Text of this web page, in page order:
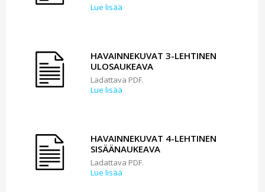
Lue lisää
HAVAINNEKUVAT 3-LEHTINEN
ULOSAUKEAVA
Ladattava PDF.
Lue lisää
HAVAINNEKUVAT 4-LEHTINEN
SISÄÄNAUKEAVA
Ladattava PDF.
Lue lisää